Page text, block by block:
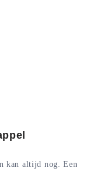
kan altijd nog. Een